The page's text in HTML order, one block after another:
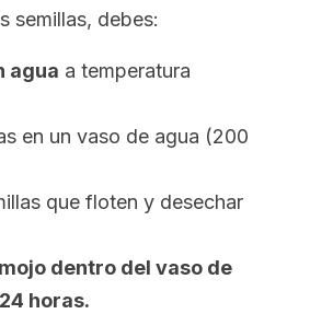
semillas, debes:
agua a temperatura
en un vaso de agua (200
que floten y desechar
dentro del vaso de
horas.